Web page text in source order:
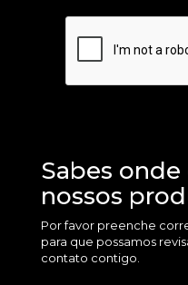
Sabes
nossos
Por favor preenche
para que possamos
contato contigo.